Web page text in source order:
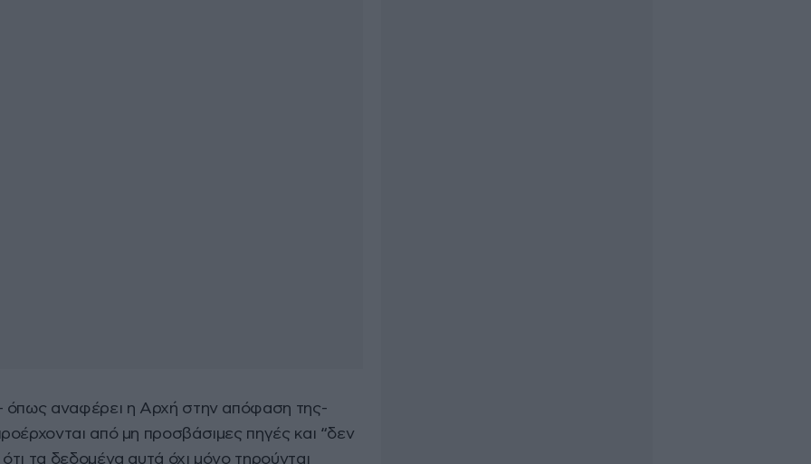
όπως αναφέρει η Αρχή στην απόφαση της-
από μη προσβάσιμες πηγές και “δεν
τα δεδομένα αυτά όχι μόνο τηρούνται